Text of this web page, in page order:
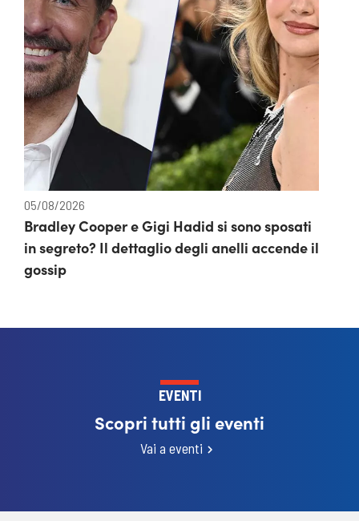
05/08/2026
Bradley Cooper e Gigi Hadid si sono sposati
in segreto? Il dettaglio degli anelli accende il
gossip
EVENTI
Scopri tutti gli eventi
Vai a eventi